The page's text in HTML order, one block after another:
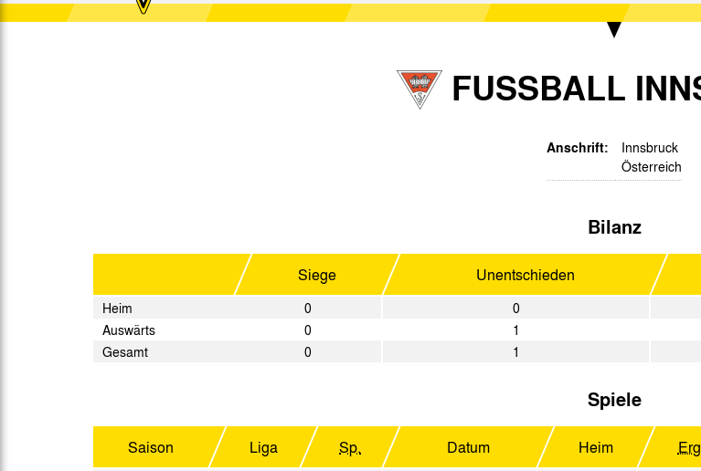
Fan-Klubs
Ahnentafel
FUSSBALL
Anschrift:
Innsbruck
Österreich
Bilanz
Siege Unentschieden
Heim 0 0
Auswärts
0 1
Gesamt
0 1
Spiele
Saison Liga Sp. Datum Heim